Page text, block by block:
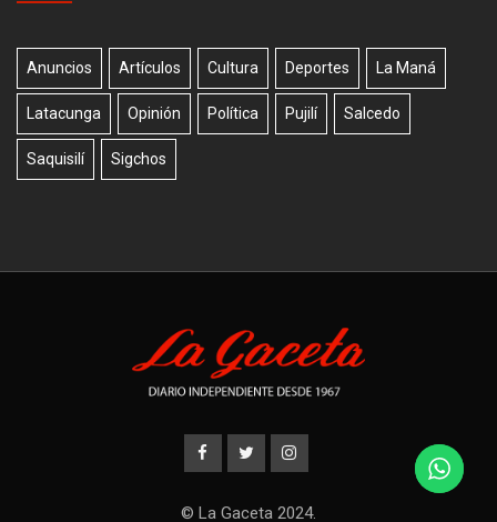
Anuncios Artículos Cultura Deportes La Maná
Latacunga Opinión Política Pujilí Salcedo
Saquisilí Sigchos
© La Gaceta 2024.